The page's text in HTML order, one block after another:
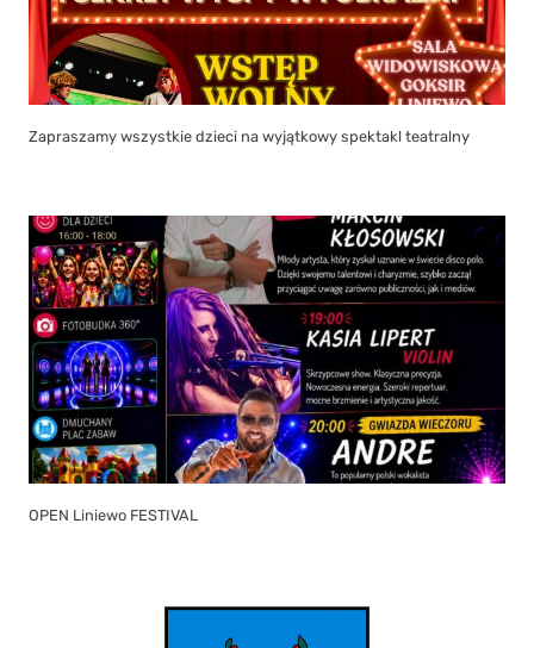
Zapraszamy wszystkie dzieci na wyjątkowy spektakl teatralny
OPEN Liniewo FESTIVAL